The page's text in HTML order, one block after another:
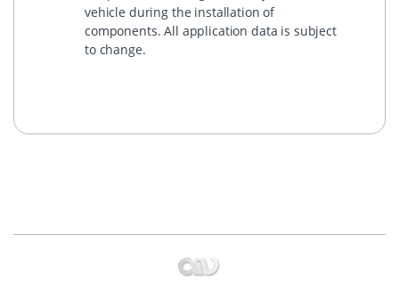
vehicle during the installation of
components. All application data is subject
to change.